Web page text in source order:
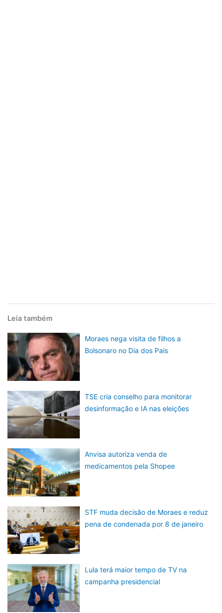
Leia também
Moraes nega visita de filhos a
Bolsonaro no Dia dos Pais
TSE cria conselho para monitorar
desinformação e IA nas eleições
Anvisa autoriza venda de
medicamentos pela Shopee
STF muda decisão de Moraes e reduz
pena de condenada por 8 de janeiro
Lula terá maior tempo de TV na
campanha presidencial